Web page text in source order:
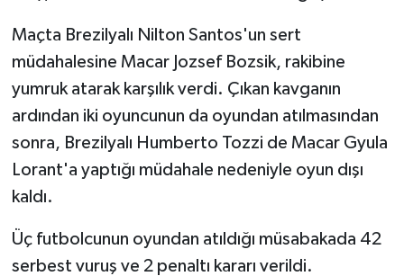
Maçta Brezilyalı Nilton Santos'un sert
müdahalesine Macar Jozsef Bozsik, rakibine
yumruk atarak karşılık verdi. Çıkan kavganın
ardından iki oyuncunun da oyundan atılmasından
sonra, Brezilyalı Humberto Tozzi de Macar Gyula
Lorant'a yaptığı müdahale nedeniyle oyun dışı
kaldı.
Üç futbolcunun oyundan atıldığı müsabakada 42
serbest vuruş ve 2 penaltı kararı verildi.